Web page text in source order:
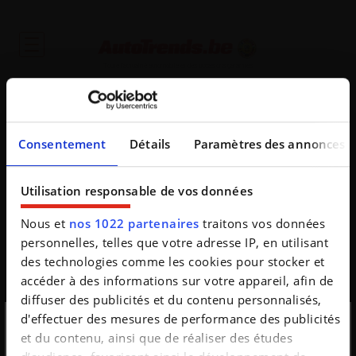
Consentement Détails Paramètres des annonces
Utilisation responsable de vos données
Nous et nos 1022 partenaires traitons vos données
personnelles, telles que votre adresse IP, en utilisant
des technologies comme les cookies pour stocker et
accéder à des informations sur votre appareil, afin de
diffuser des publicités et du contenu personnalisés,
d'effectuer des mesures de performance des publicités
et du contenu, ainsi que de réaliser des études
Oups
De opgevraagde pagina bestaat niet